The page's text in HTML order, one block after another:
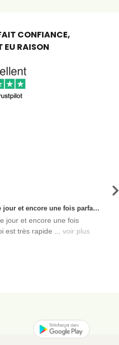
CONFIANCE,
EU RAISON
Nouvelle commande reçue ce jour et encore une fois parfaitement satisfaite, l'envoi est très rapide et les produits sont toujours conditionnés de manière personnalisés. L'avantage de commander auprès de créateurs indépendants.
jour et encore une fois
est très rapide ... voir plus